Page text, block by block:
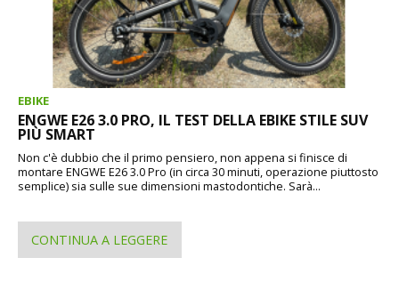
EBIKE
ENGWE E26 3.0 PRO, IL TEST DELLA EBIKE STILE SUV
PIÙ SMART
Non c'è dubbio che il primo pensiero, non appena si finisce di
montare ENGWE E26 3.0 Pro (in circa 30 minuti, operazione piuttosto
semplice) sia sulle sue dimensioni mastodontiche. Sarà...
CONTINUA A LEGGERE